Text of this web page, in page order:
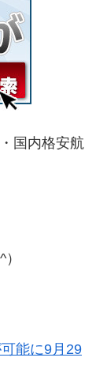
国内格安航
能に9月29